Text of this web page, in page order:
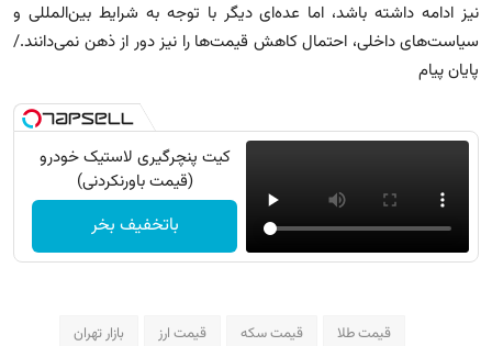
نیز ادامه داشته باشد، اما عده‌ای دیگر با توجه به شرایط بین‌المللی و
سیاست‌های داخلی، احتمال کاهش قیمت‌ها را نیز دور از ذهن نمی‌دانند./
پایان پیام
کیت پنچرگیری لاستیک خودرو
(قیمت باورنکردنی)
باتخفیف بخر
قیمت طلا قیمت سکه قیمت ارز
بازار تهران